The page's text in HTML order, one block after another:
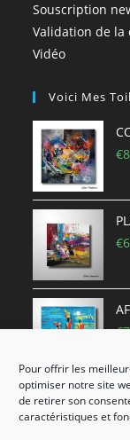
Pour offrir les
optimiser notre site
de retirer son
caractéristiques et
Souscription
Validation de la
Vidéo
Voici Mes
€
€
€
€